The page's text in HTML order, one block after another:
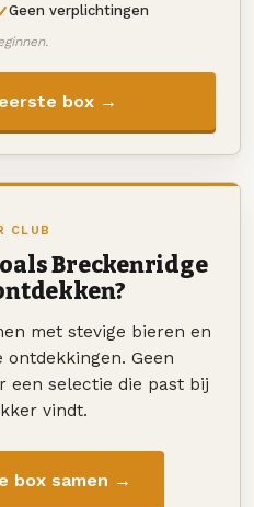
Geen verplichtingen
box →
CLUB
Breckenridge
met stevige bieren en
ontdekkingen. Geen
een selectie die past bij
vindt.
box samen →